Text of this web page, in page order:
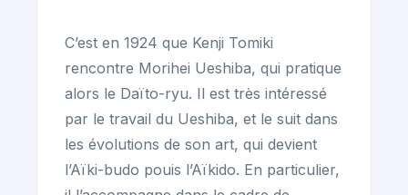
C’est en 1924 que Kenji Tomiki
rencontre Morihei Ueshiba, qui pratique
alors le Daïto-ryu. Il est très intéressé
par le travail du Ueshiba, et le suit dans
les évolutions de son art, qui devient
l’Aïki-budo pouis l’Aïkido. En particulier,